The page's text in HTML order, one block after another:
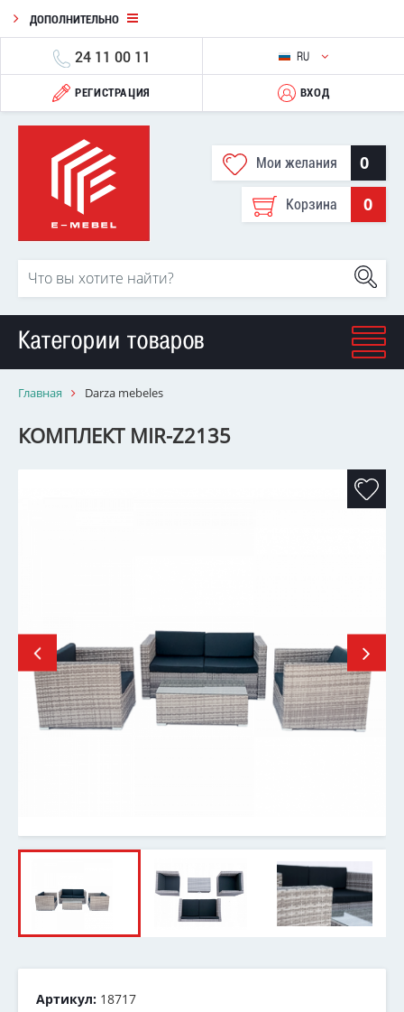
ДОПОЛНИТЕЛЬНО
24 11 00 11 RU
РЕГИСТРАЦИЯ ВХОД
Мои желания 0
Корзина 0
Категории товаров
Главная Darza mebeles
КОМПЛЕКТ MIR-Z2135
Артикул: 18717